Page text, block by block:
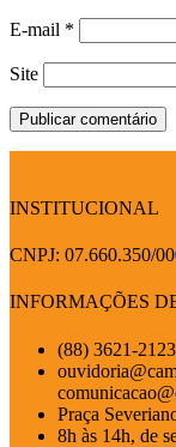
E-mail *
Site
INSTITUCIONAL
CNPJ: 07.660.350/
INFORMAÇÕES
(88) 3621-
Praça
8h às 14h, de